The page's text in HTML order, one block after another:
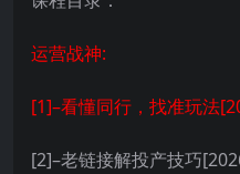
运营战神:
[1]–看懂同行，找准玩法
[2]–老链接解投产技巧